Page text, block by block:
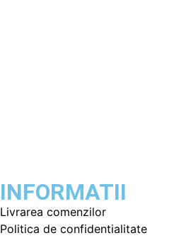
INFORMATII
Livrarea comenzilor
Politica de confidentialitate